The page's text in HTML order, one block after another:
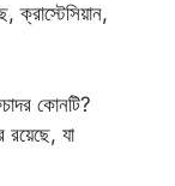
ক্রাস্টেসিয়ান,
কোনটি?
রয়েছে, যা